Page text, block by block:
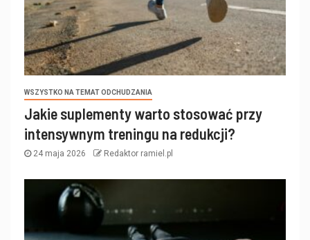
WSZYSTKO NA TEMAT ODCHUDZANIA
Jakie suplementy warto stosować przy
intensywnym treningu na redukcji?
24 maja 2026 Redaktor ramiel.pl